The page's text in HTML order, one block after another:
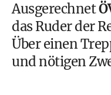
Ausgerechnet
das Ruder der
Über einen
und nötigen